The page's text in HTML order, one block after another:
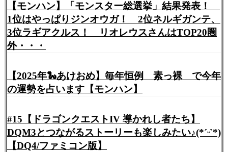
【モンハン】「モンスター総選挙」結果発表！
1位はやっぱりジンオウガ！ 2位ネルギガンテ、
3位ラギアクルス！ リオレウスさんはTOP20圏
外・・・
【2025年🐍あけおめ】毎年恒例 素っ裸 で今年
の運勢を占います【モンハン】
#15【ドラゴンクエストIV 導かれし者たち】
DQM3とつながるストーリーも楽しみたい♪(*ˊᵕˋ*)
【DQ4/ファミコン版】